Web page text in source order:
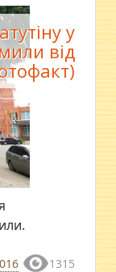
у
від
1315